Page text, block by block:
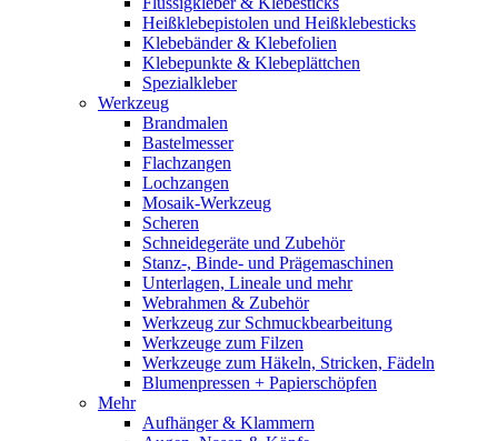
Heißklebepistolen und Heißklebesticks
Klebebänder & Klebefolien
Klebepunkte & Klebeplättchen
Spezialkleber
Werkzeug
Brandmalen
Bastelmesser
Flachzangen
Lochzangen
Mosaik-Werkzeug
Scheren
Schneidegeräte und Zubehör
Stanz-, Binde- und Prägemaschinen
Unterlagen, Lineale und mehr
Webrahmen & Zubehör
Werkzeug zur Schmuckbearbeitung
Werkzeuge zum Filzen
Werkzeuge zum Häkeln, Stricken, Fädeln
Blumenpressen + Papierschöpfen
Mehr
Aufhänger & Klammern